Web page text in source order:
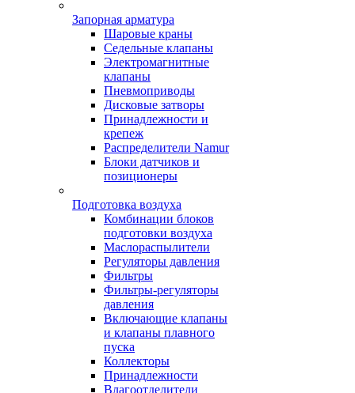
Запорная арматура
Шаровые краны
Седельные клапаны
Электромагнитные
клапаны
Пневмоприводы
Дисковые затворы
Принадлежности и
крепеж
Распределители Namur
Блоки датчиков и
позиционеры
Подготовка воздуха
Комбинации блоков
подготовки воздуха
Маслораспылители
Регуляторы давления
Фильтры
Фильтры-регуляторы
давления
Включающие клапаны
и клапаны плавного
пуска
Коллекторы
Принадлежности
Влагоотделители